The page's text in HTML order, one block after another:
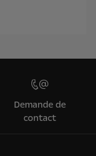
Demande de
contact